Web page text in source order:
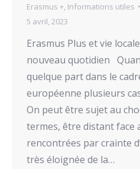
Erasmus + Informations utiles
5 avril, 2023
Erasmus Plus et vie
nouveau quotidien
quelque part dans le
européenne plusieurs
On peut être sujet au
termes, être distant face
rencontrées par crainte
très éloignée de la…